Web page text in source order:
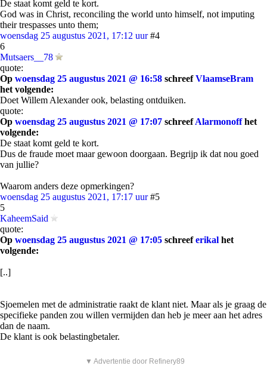
De staat komt geld te kort.
God was in Christ, reconciling the world unto himself, not imputing
their trespasses unto them;
woensdag 25 augustus 2021, 17:12 uur #4
6
Mutsaers__78
quote:
Op woensdag 25 augustus 2021 @ 16:58 schreefVlaamseBram
het volgende:
Doet Willem Alexander ook, belasting ontduiken.
quote:
Op woensdag 25 augustus 2021 @ 17:07 schreefAlarmonoffhet
volgende:
De staat komt geld te kort.
Dus de fraude moet maar gewoon doorgaan. Begrijp ik dat nou goed
van jullie?
Waarom anders deze opmerkingen?
woensdag 25 augustus 2021, 17:17 uur #5
5
KaheemSaid
quote:
Op woensdag 25 augustus 2021 @ 17:05 schreeferikal het
volgende:
[..]
Sjoemelen met de administratie raakt de klant niet. Maar als je graag de
specifieke panden zou willen vermijden dan heb je meer aan het adres
dan de naam.
De klant is ook belastingbetaler.
▼ Advertentie door Refinery89